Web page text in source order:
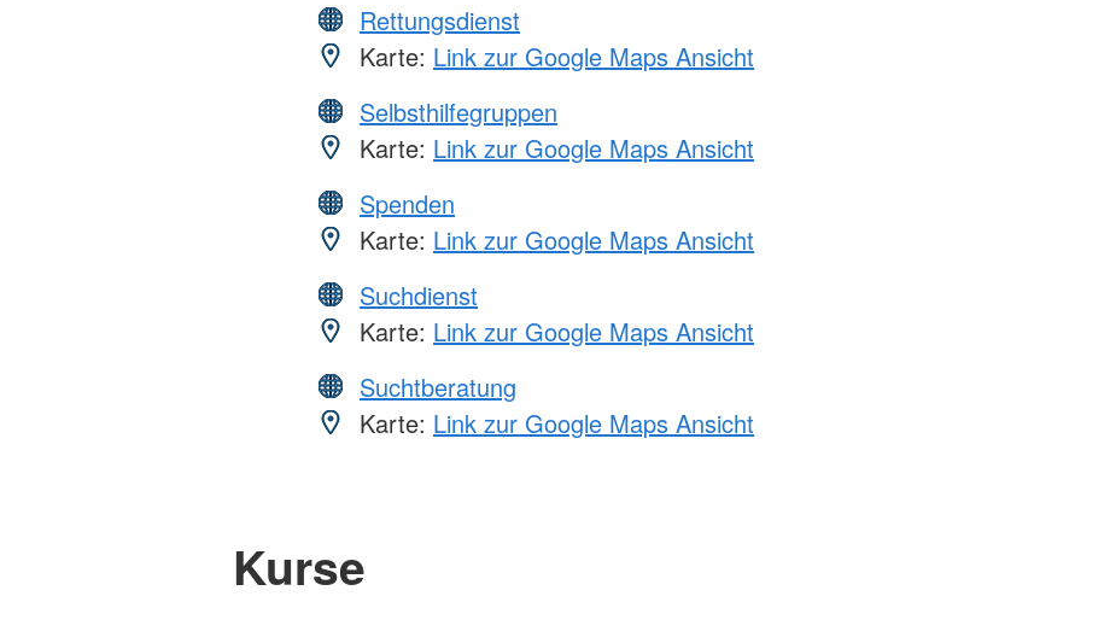
Rettungsdienst
Karte: Link zur Google Maps Ansicht
Selbsthilfegruppen
Karte: Link zur Google Maps Ansicht
Spenden
Karte: Link zur Google Maps Ansicht
Suchdienst
Karte: Link zur Google Maps Ansicht
Suchtberatung
Karte: Link zur Google Maps Ansicht
Kurse